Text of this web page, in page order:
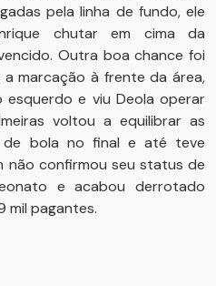
pela linha de fundo, ele
chutar em cima da
Outra boa chance foi
a marcação à frente da área,
e viu Deola operar
voltou a equilibrar as
de bola no final e até teve
não confirmou seu status de
e acabou derrotado
mil pagantes.